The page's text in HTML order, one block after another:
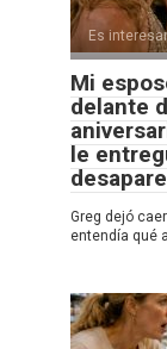
Es
Mi
delante
le
Greg dejó
entendía qué